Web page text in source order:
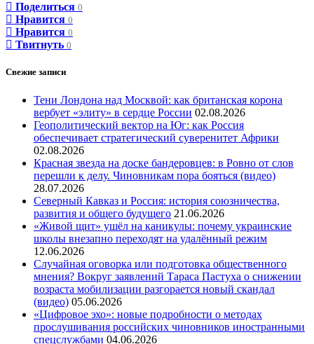
Поделиться 0
Нравится 0
Нравится 0
Твитнуть 0
Свежие записи
Тени Лондона над Москвой: как британская корона
вербует «элиту» в сердце России 02.08.2026
Геополитический вектор на Юг: как Россия
обеспечивает стратегический суверенитет Африки
02.08.2026
Красная звезда на доске бандеровцев: в Ровно от слов
перешли к делу. Чиновникам пора бояться (видео)
28.07.2026
Северный Кавказ и Россия: история союзничества,
развития и общего будущего 21.06.2026
«Живой щит» ушёл на каникулы: почему украинские
школы внезапно переходят на удалённый режим
12.06.2026
Случайная оговорка или подготовка общественного
мнения? Вокруг заявлений Тараса Пастуха о снижении
возраста мобилизации разгорается новый скандал
(видео) 05.06.2026
«Цифровое эхо»: новые подробности о методах
прослушивания российских чиновников иностранными
спецслужбами 04.06.2026